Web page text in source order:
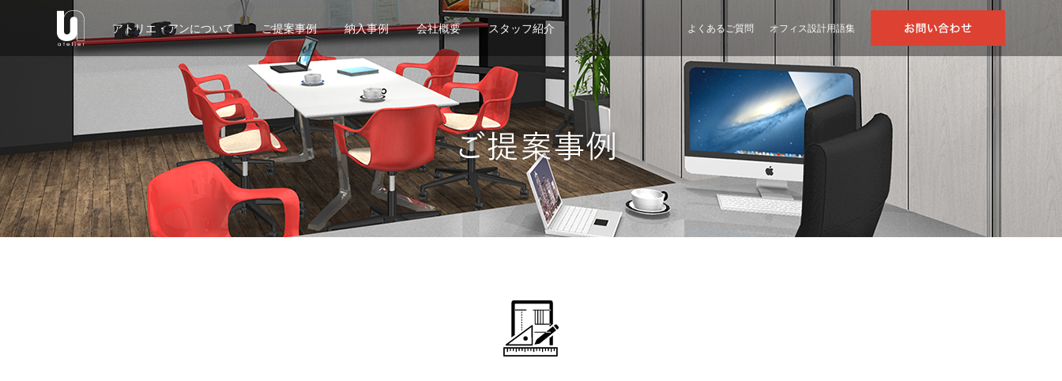
アトリエ・アンについて ご提案事例 納入事例 会社概要 スタッフ紹介 よくあるご質問 オフィス設計用語集